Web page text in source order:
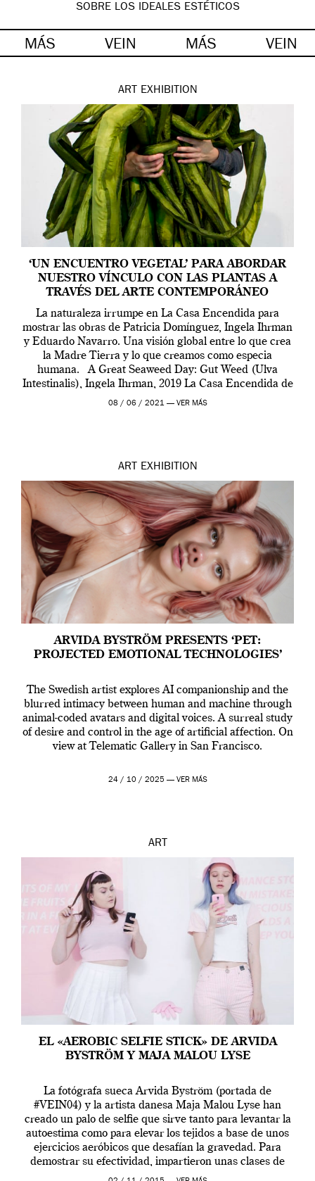
SOBRE LOS IDEALES ESTÉTICOS
MÁS VEIN MÁS VEIN
ART EXHIBITION
‘UN ENCUENTRO VEGETAL’ PARA ABORDAR
NUESTRO VÍNCULO CON LAS PLANTAS A
TRAVÉS DEL ARTE CONTEMPORÁNEO
La naturaleza irrumpe en La Casa Encendida para
mostrar las obras de Patricia Domínguez, Ingela Ihrman
y Eduardo Navarro. Una visión global entre lo que crea
la Madre Tierra y lo que creamos como especia
humana. A Great Seaweed Day: Gut Weed (Ulva
Intestinalis), Ingela Ihrman, 2019 La Casa Encendida de
Madrid y la Wellcome […]
08 / 06 / 2021 — VER MÁS
ART EXHIBITION
ARVIDA BYSTRÖM PRESENTS ‘PET:
PROJECTED EMOTIONAL TECHNOLOGIES’
The Swedish artist explores AI companionship and the
blurred intimacy between human and machine through
animal-coded avatars and digital voices. A surreal study
of desire and control in the age of artificial affection. On
view at Telematic Gallery in San Francisco.
24 / 10 / 2025 — VER MÁS
ART
EL «AEROBIC SELFIE STICK» DE ARVIDA
BYSTRÖM Y MAJA MALOU LYSE
La fotógrafa sueca Arvida Byström (portada de
#VEIN04) y la artista danesa Maja Malou Lyse han
creado un palo de selfie que sirve tanto para levantar la
autoestima como para elevar los tejidos a base de unos
ejercicios aeróbicos que desafían la gravedad. Para
demostrar su efectividad, impartieron unas clases de
prueba en el Tate […]